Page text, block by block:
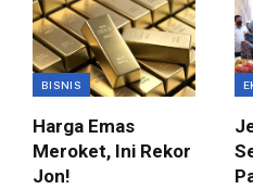
BISNIS
Harga Emas
Meroket, Ini Rekor
Jon!